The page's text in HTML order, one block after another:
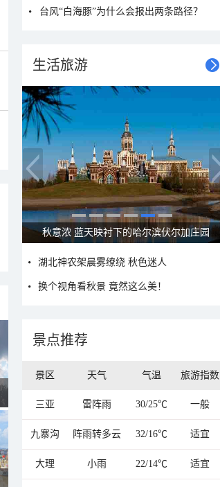
台风“白海豚”为什么会报出两条路径？
生活旅游
秋意浓 蓝天映衬下的哈尔滨伏尔加庄园
湖北神农架晨雾缭绕 秋色迷人
换个视角看秋景 竟然这么美！
景点推荐
景区 天气 气温 旅游指数
三亚 雷阵雨 30/25℃ 一般
九寨沟 阵雨转多云 32/16℃ 适宜
大理 小雨 22/14℃ 适宜